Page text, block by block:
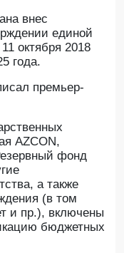
внес
единой
октября 2018
года.
премьер-
AZCON,
фонд
а также
(в том
и пр.), включены
бюджетных